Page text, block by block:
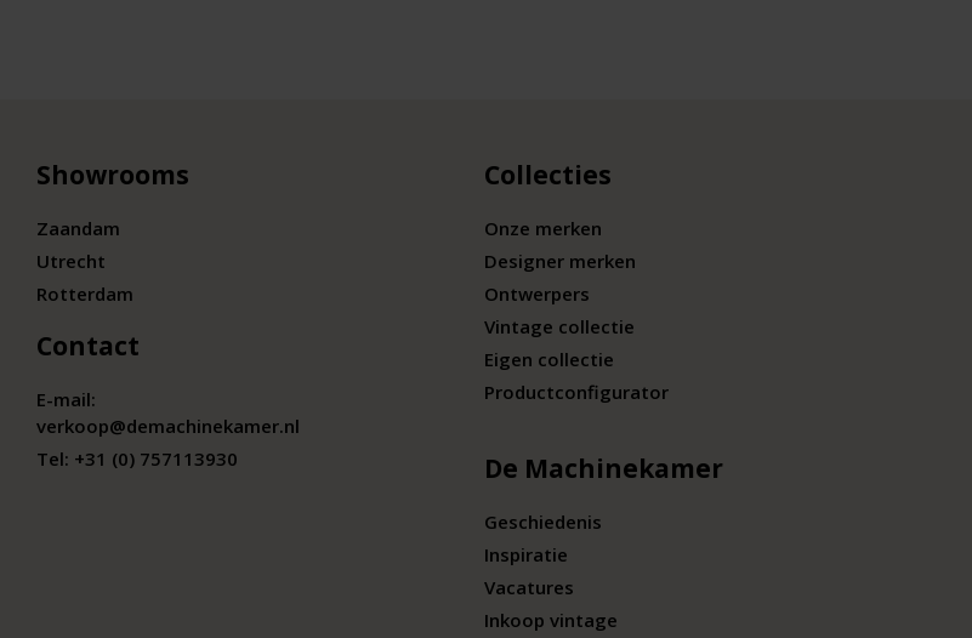
Showrooms
Zaandam
Utrecht
Rotterdam
Contact
E-mail:
verkoop@demachinekamer.nl
Tel: +31 (0) 757113930
Collecties
Onze merken
Designer merken
Ontwerpers
Vintage collectie
Eigen collectie
Productconfigurator
De Machinekamer
Geschiedenis
Inspiratie
Vacatures
Inkoop vintage